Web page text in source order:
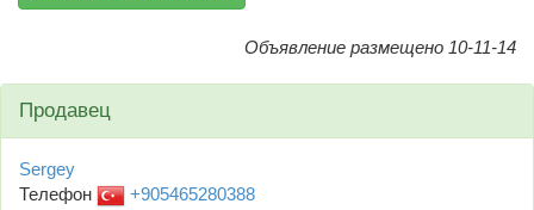
Объявление размещено 10-11-14
Продавец
Sergey
Телефон
+905465280388